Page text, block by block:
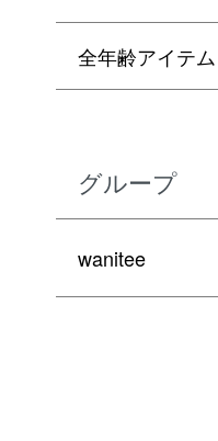
全年齢アイテム
グループ
wanitee